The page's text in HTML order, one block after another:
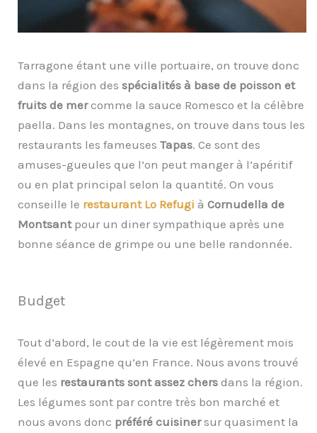
Tarragone étant une ville portuaire, on trouve donc
dans la région des spécialités à base de poisson et
fruits de mercomme la sauce Romesco et la célèbre
paella. Dans les montagnes, on trouve dans tous les
restaurants les fameuses Tapas. Ce sont des
amuses-gueules que l’on peut manger à l’apéritif
ou en plat principal selon la quantité. On vous
conseille le restaurant Lo Refugi à Cornudella de
Montsantpour un diner sympathique après une
bonne séance de grimpe ou une belle randonnée.
Budget
Tout d’abord, le cout de la vie est légèrement mois
élevé en Espagne qu’en France. Nous avons trouvé
que les restaurants sont assez chers dans la région.
Les légumes sont par contre très bon marché et
nous avons donc préféré cuisiner sur quasiment la